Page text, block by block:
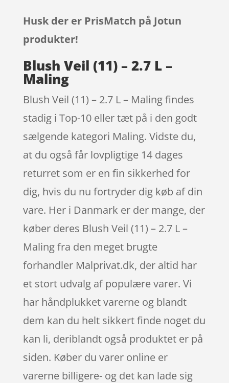
Husk der er PrisMatch på Jotun
produkter!
Blush Veil (11) – 2.7 L –
Maling
Blush Veil (11) – 2.7 L – Maling findes
stadig i Top-10 eller tæt på i den godt
sælgende kategori Maling. Vidste du,
at du også får lovpligtige 14 dages
returret som er en fin sikkerhed for
dig, hvis du nu fortryder dig køb af din
vare. Her i Danmark er der mange, der
køber deres Blush Veil (11) – 2.7 L –
Maling fra den meget brugte
forhandler Malprivat.dk, der altid har
et stort udvalg af populære varer. Vi
har håndplukket varerne og blandt
dem kan du helt sikkert finde noget du
kan li, deriblandt også produktet er på
siden. Køber du varer online er
varerne billigere- og det kan lade sig